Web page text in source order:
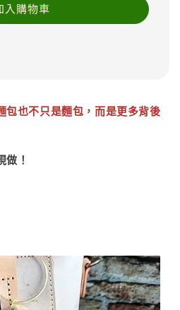
入購物車
包也不只是麵包，而是更多背後
！